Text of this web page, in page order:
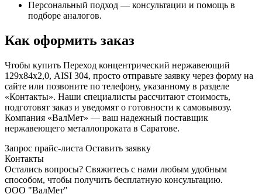
Персональный подход — консультации и помощь в
подборе аналогов.
Как оформить заказ
Чтобы купить Переход концентрический нержавеющий
129х84х2,0, AISI 304, просто отправьте заявку через форму на
сайте или позвоните по телефону, указанному в разделе
«Контакты». Наши специалисты рассчитают стоимость,
подготовят заказ и уведомят о готовности к самовывозу.
Компания «ВалМет» — ваш надежный поставщик
нержавеющего металлопроката в Саратове.
Запрос прайс-листа Оставить заявку
Контакты
Остались вопросы? Свяжитесь с нами любым удобным
способом, чтобы получить бесплатную консультацию.
ООО "ВалМет"